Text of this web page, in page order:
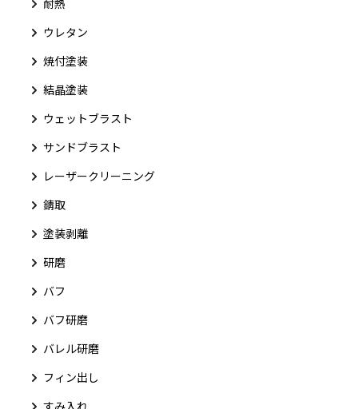
耐熱
ウレタン
焼付塗装
結晶塗装
ウェットブラスト
サンドブラスト
レーザークリーニング
錆取
塗装剥離
研磨
バフ
バフ研磨
バレル研磨
フィン出し